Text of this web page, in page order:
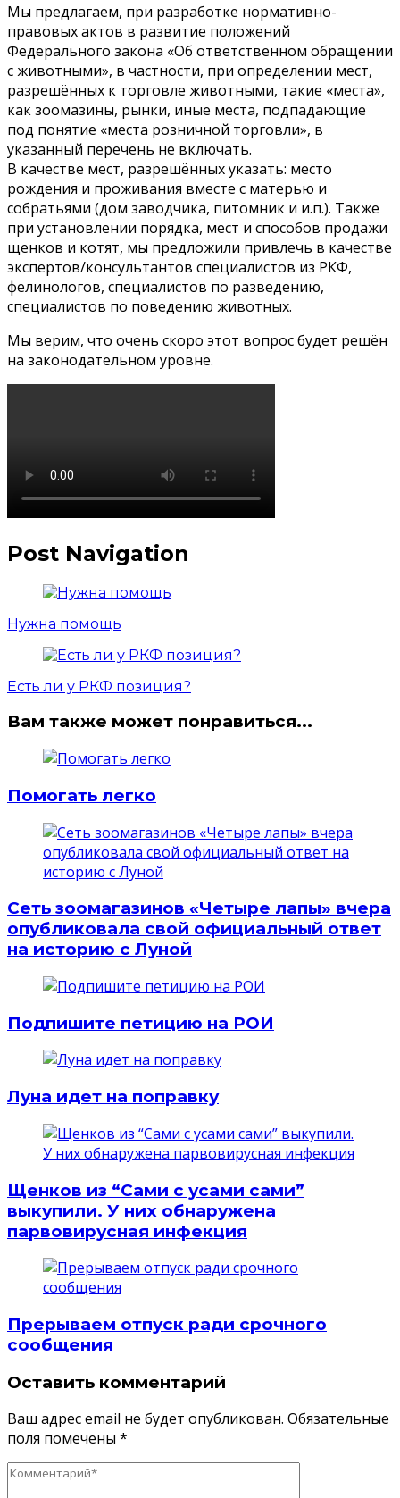
Мы предлагаем, при разработке нормативно-
правовых актов в развитие положений
Федерального закона «Об ответственном обращении
с животными», в частности, при определении мест,
разрешённых к торговле животными, такие «места»,
как зоомазины, рынки, иные места, подпадающие
под понятие «места розничной торговли», в
указанный перечень не включать.
В качестве мест, разрешённых указать: место
рождения и проживания вместе с матерью и
собратьями (дом заводчика, питомник и и.п.). Также
при установлении порядка, мест и способов продажи
щенков и котят, мы предложили привлечь в качестве
экспертов/консультантов специалистов из РКФ,
фелинологов, специалистов по разведению,
специалистов по поведению животных.
Мы верим, что очень скоро этот вопрос будет решён
на законодательном уровне.
Post Navigation
Нужна помощь
Есть ли у РКФ позиция?
Вам также может понравиться...
Помогать легко
Сеть зоомагазинов «Четыре лапы» вчера
опубликовала свой официальный ответ
на историю с Луной
Подпишите петицию на РОИ
Луна идет на поправку
Щенков из “Сами с усами сами”
выкупили. У них обнаружена
парвовирусная инфекция
Прерываем отпуск ради срочного
сообщения
Оставить комментарий
Ваш адрес email не будет опубликован. Обязательные
поля помечены *